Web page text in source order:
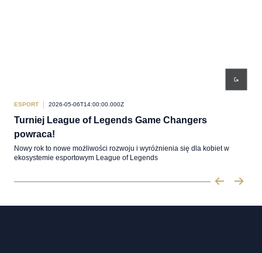
ESPORT 2026-05-06T14:00:00.000Z
Turniej League of Legends Game Changers
powraca!
Nowy rok to nowe możliwości rozwoju i wyróżnienia się dla kobiet w
ekosystemie esportowym League of Legends